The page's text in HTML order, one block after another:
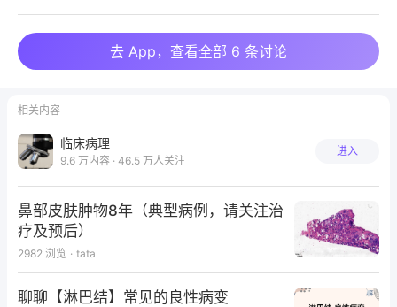
去 App，查看全部 6 条讨论
相关内容
临床病理
9.6 万内容 · 46.5 万人关注
进入
鼻部皮肤肿物8年（典型病例，请关注治
疗及预后）
2982 浏览 · tata
聊聊【淋巴结】常见的良性病变